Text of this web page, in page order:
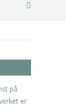
Search:
på
er